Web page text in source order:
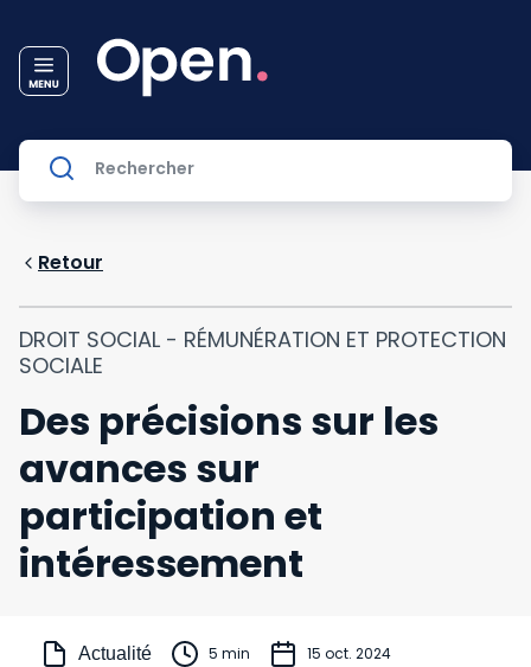
Retour
DROIT SOCIAL - RÉMUNÉRATION ET PROTECTION
SOCIALE
Des précisions sur les
avances sur
participation et
intéressement
Actualité 5 min 15 oct. 2024